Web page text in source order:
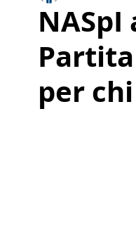
Agenti in attività finanziaria
per